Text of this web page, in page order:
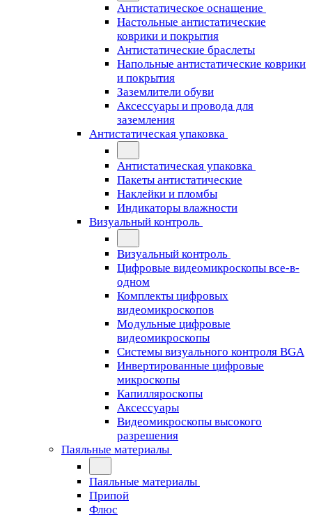
Антистатическое оснащение
Настольные антистатические
коврики и покрытия
Антистатические браслеты
Напольные антистатические коврики
и покрытия
Заземлители обуви
Аксессуары и провода для
заземления
Антистатическая упаковка
Антистатическая упаковка
Пакеты антистатические
Наклейки и пломбы
Индикаторы влажности
Визуальный контроль
Визуальный контроль
Цифровые видеомикроскопы все-в-
одном
Комплекты цифровых
видеомикроскопов
Модульные цифровые
видеомикроскопы
Cистемы визуального контроля BGA
Инвертированные цифровые
микроскопы
Капилляроскопы
Аксессуары
Видеомикроскопы высокого
разрешения
Паяльные материалы
Паяльные материалы
Припой
Флюс